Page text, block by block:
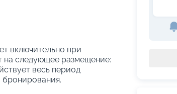
включительно при
на следующее размещение:
весь период
бронирования.